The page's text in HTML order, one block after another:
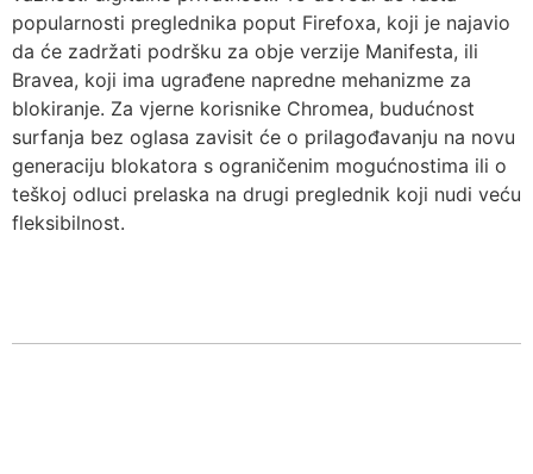
popularnosti preglednika poput Firefoxa, koji je najavio
da će zadržati podršku za obje verzije Manifesta, ili
Bravea, koji ima ugrađene napredne mehanizme za
blokiranje. Za vjerne korisnike Chromea, budućnost
surfanja bez oglasa zavisit će o prilagođavanju na novu
generaciju blokatora s ograničenim mogućnostima ili o
teškoj odluci prelaska na drugi preglednik koji nudi veću
fleksibilnost.